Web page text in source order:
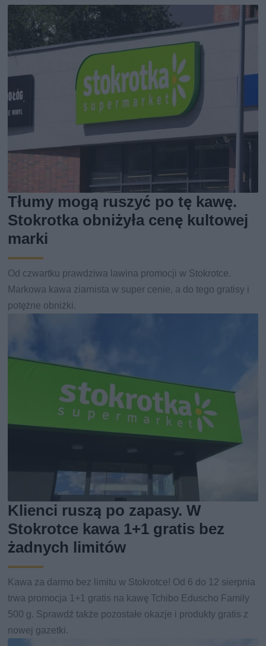
Tłumy mogą ruszyć po tę kawę.
Stokrotka obniżyła cenę kultowej
marki
Od czwartku prawdziwa lawina promocji w Stokrotce.
Markowa kawa ziarnista w super cenie, a do tego gratisy i
potężne obniżki.
Klienci ruszą po zapasy. W
Stokrotce kawa 1+1 gratis bez
żadnych limitów
Kawa za darmo bez limitu w Stokrotce! Od 6 do 12 sierpnia
trwa promocja 1+1 gratis na kawę Tchibo Eduscho Family
500 g. Sprawdź także pozostałe okazje i produkty gratis z
nowej gazetki.